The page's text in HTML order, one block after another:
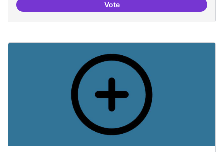
VoteRepositori de coneixement